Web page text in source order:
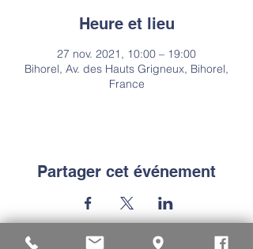
Heure et lieu
27 nov. 2021, 10:00 – 19:00
Bihorel, Av. des Hauts Grigneux, Bihorel,
France
Partager cet événement